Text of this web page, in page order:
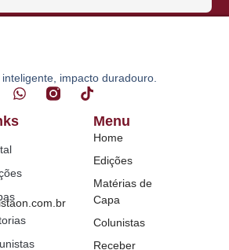
impacto duradouro.
Menu
Home
Edições
Matérias de
Capa
Colunistas
Receber